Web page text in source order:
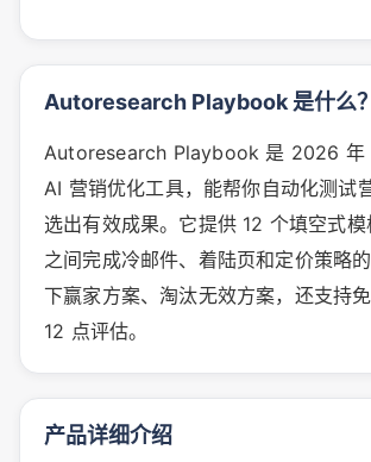
Autoresearch Playbook 是什么？
Autoresearch Playbook 是 2026 年
AI 营销优化工具，能帮你自动化测试
选出有效成果。它提供 12 个填空式
之间完成冷邮件、着陆页和定价策略
下赢家方案、淘汰无效方案，还支持
12 点评估。
产品详细介绍